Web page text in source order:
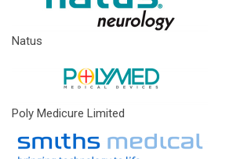
Natus
Poly Medicure Limited